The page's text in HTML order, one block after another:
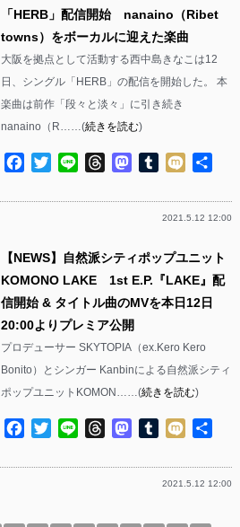
「HERB」配信開始 nanaino（Ribet
towns）をボーカルに迎えた楽曲
大阪を拠点として活動する西中島きなこは12
日、シングル「HERB」の配信を開始した。 本
楽曲は前作「段々と淡々」に引き続き
nanaino（R……(続きを読む)
Facebook
TwitterLine ThreadsMastodon
Tumblr
Mixi
2021.5.12 12:00
【NEWS】自然派シティポップユニット
KOMONO LAKE 1st E.P.『LAKE』配
信開始 & タイトル曲のMVを本日12日
20:00よりプレミア公開
プロデューサー SKYTOPIA（ex.Kero Kero
Bonito）とシンガー Kanbinによる自然派シティ
ポップユニットKOMON……(続きを読む)
Facebook
TwitterLine ThreadsMastodon
Tumblr
Mixi
2021.5.12 12:00